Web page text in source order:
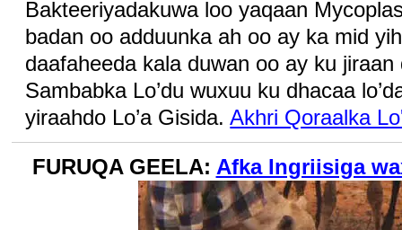
Bakteeriyadakuwa loo yaqaan
badan oo adduunka ah oo ay ka mid
daafaheeda kala duwan oo ay ku
Sambabka Lo’du wuxuu ku dhacaa
yiraahdo Lo’a Gisida.Akhri Qoraalka
FURUQA GEELA: Afka Ingriisiga